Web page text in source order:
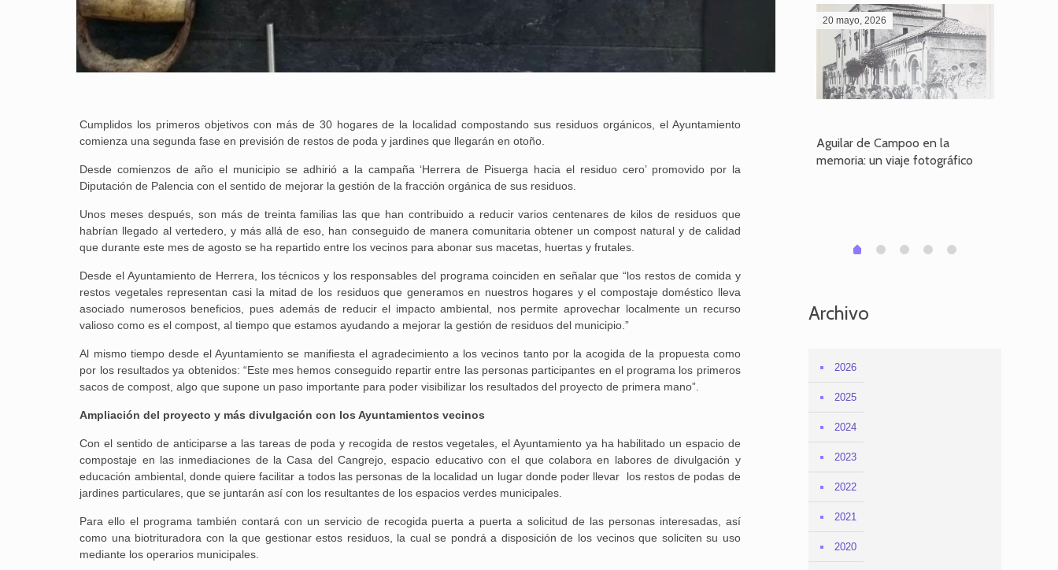
Cumplidos los primeros objetivos con más de 30 hogares de la localidad compostando sus residuos orgánicos, el Ayuntamiento
comienza una segunda fase en previsión de restos de poda y jardines que llegarán en otoño.
Desde comienzos de año el municipio se adhirió a la campaña ‘Herrera de Pisuerga hacia el residuo cero’ promovido por la
Diputación de Palencia con el sentido de mejorar la gestión de la fracción orgánica de sus residuos.
Unos meses después, son más de treinta familias las que han contribuido a reducir varios centenares de kilos de residuos que
habrían llegado al vertedero, y más allá de eso, han conseguido de manera comunitaria obtener un compost natural y de calidad
que durante este mes de agosto se ha repartido entre los vecinos para abonar sus macetas, huertas y frutales.
Desde el Ayuntamiento de Herrera, los técnicos y los responsables del programa coinciden en señalar que “los restos de comida y
restos vegetales representan casi la mitad de los residuos que generamos en nuestros hogares y el compostaje doméstico lleva
asociado numerosos beneficios, pues además de reducir el impacto ambiental, nos permite aprovechar localmente un recurso
valioso como es el compost, al tiempo que estamos ayudando a mejorar la gestión de residuos del municipio.”
Al mismo tiempo desde el Ayuntamiento se manifiesta el agradecimiento a los vecinos tanto por la acogida de la propuesta como
por los resultados ya obtenidos: “Este mes hemos conseguido repartir entre las personas participantes en el programa los primeros
sacos de compost, algo que supone un paso importante para poder visibilizar los resultados del proyecto de primera mano”.
Ampliación del proyecto y más divulgación con los Ayuntamientos vecinos
Con el sentido de anticiparse a las tareas de poda y recogida de restos vegetales, el Ayuntamiento ya ha habilitado un espacio de
compostaje en las inmediaciones de la Casa del Cangrejo, espacio educativo con el que colabora en labores de divulgación y
educación ambiental, donde quiere facilitar a todos las personas de la localidad un lugar donde poder llevar los restos de podas de
jardines particulares, que se juntarán así con los resultantes de los espacios verdes municipales.
Para ello el programa también contará con un servicio de recogida puerta a puerta a solicitud de las personas interesadas, así
como una biotrituradora con la que gestionar estos residuos, la cual se pondrá a disposición de los vecinos que soliciten su uso
mediante los operarios municipales.
20 mayo, 2026
Aguilar de Campoo en la
memoria: un viaje fotográfico
0 1 2 3 4
Archivo
2026
2025
2024
2023
2022
2021
2020